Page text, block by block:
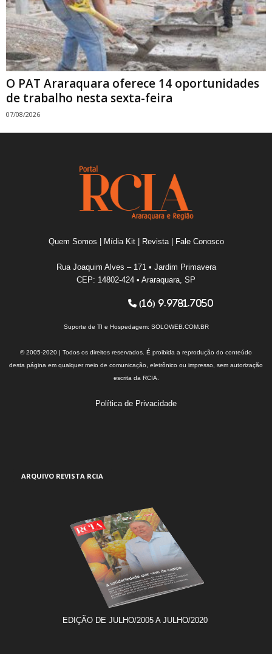
O PAT Araraquara oferece 14 oportunidades
de trabalho nesta sexta-feira
07/08/2026
Quem Somos Mídia Kit| Revista| Fale Conosco
Rua Joaquim Alves – 171 • Jardim Primavera
CEP: 14802-424 • Araraquara, SP
(16) 9.9781.7050
Suporte de TI e Hospedagem: SOLOWEB.COM.BR
© 2005-2020 | Todos os direitos reservados. É proibida a reprodução do conteúdo
desta página em qualquer meio de comunicação, eletrônico ou impresso, sem autorização
escrita da RCIA.
Política de Privacidade
ARQUIVO REVISTA RCIA
EDIÇÃO DE JULHO/2005 A JULHO/2020